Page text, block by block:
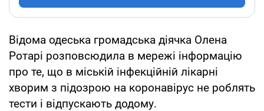
Відома одеська громадська діячка Олена
Ротарі розповсюдила в мережі інформацію
про те, що в міській інфекційній лікарні
хворим з підозрою на коронавірус не роблять
тести і відпускають додому.